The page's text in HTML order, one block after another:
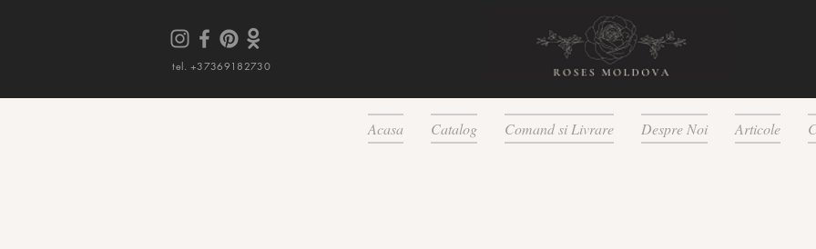
tel. +37369182730
Acasa Catalog Comand si Livrare Despre Noi Articole